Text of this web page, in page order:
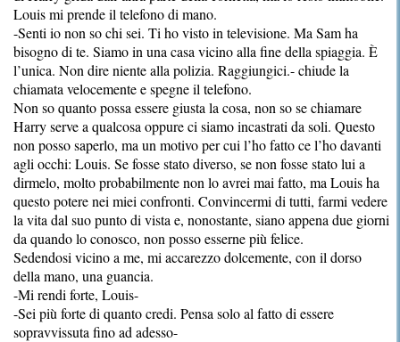
Louis mi prende il telefono di mano.
-Senti io non so chi sei. Ti ho visto in televisione. Ma Sam ha
bisogno di te. Siamo in una casa vicino alla fine della spiaggia. È
l’unica. Non dire niente alla polizia. Raggiungici.- chiude la
chiamata velocemente e spegne il telefono.
Non so quanto possa essere giusta la cosa, non so se chiamare
Harry serve a qualcosa oppure ci siamo incastrati da soli. Questo
non posso saperlo, ma un motivo per cui l’ho fatto ce l’ho davanti
agli occhi: Louis. Se fosse stato diverso, se non fosse stato lui a
dirmelo, molto probabilmente non lo avrei mai fatto, ma Louis ha
questo potere nei miei confronti. Convincermi di tutti, farmi vedere
la vita dal suo punto di vista e, nonostante, siano appena due giorni
da quando lo conosco, non posso esserne più felice.
Sedendosi vicino a me, mi accarezzo dolcemente, con il dorso
della mano, una guancia.
-Mi rendi forte, Louis-
-Sei più forte di quanto credi. Pensa solo al fatto di essere
sopravvissuta fino ad adesso-